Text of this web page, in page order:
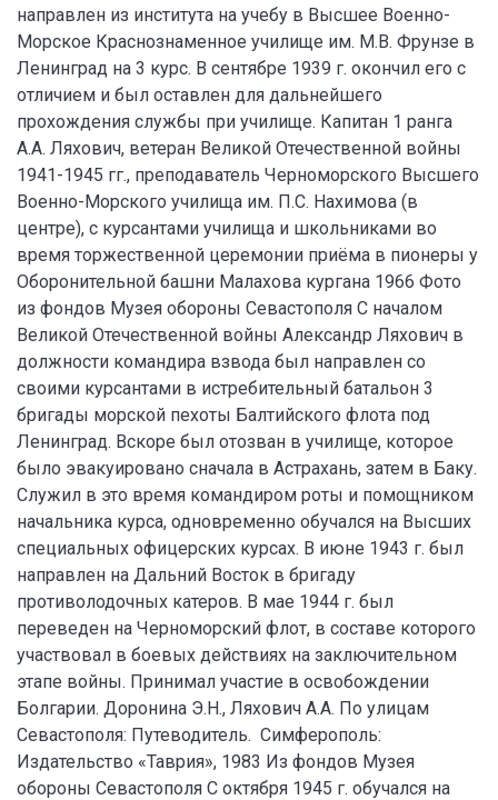
направлен из института на учебу в Высшее Военно-
Морское Краснознаменное училище им. М.В. Фрунзе в
Ленинград на 3 курс. В сентябре 1939 г. окончил его с
отличием и был оставлен для дальнейшего
прохождения службы при училище. Капитан 1 ранга
А.А. Ляхович, ветеран Великой Отечественной войны
1941-1945 гг., преподаватель Черноморского Высшего
Военно-Морского училища им. П.С. Нахимова (в
центре), с курсантами училища и школьниками во
время торжественной церемонии приёма в пионеры у
Оборонительной башни Малахова кургана 1966 Фото
из фондов Музея обороны Севастополя С началом
Великой Отечественной войны Александр Ляхович в
должности командира взвода был направлен со
своими курсантами в истребительный батальон 3
бригады морской пехоты Балтийского флота под
Ленинград. Вскоре был отозван в училище, которое
было эвакуировано сначала в Астрахань, затем в Баку.
Служил в это время командиром роты и помощником
начальника курса, одновременно обучался на Высших
специальных офицерских курсах. В июне 1943 г. был
направлен на Дальний Восток в бригаду
противолодочных катеров. В мае 1944 г. был
переведен на Черноморский флот, в составе которого
участвовал в боевых действиях на заключительном
этапе войны. Принимал участие в освобождении
Болгарии. Доронина Э.Н., Ляхович А.А. По улицам
Севастополя: Путеводитель. Симферополь:
Издательство «Таврия», 1983 Из фондов Музея
обороны Севастополя С октября 1945 г. обучался на